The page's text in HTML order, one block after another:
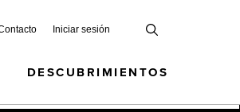
Iniciar sesión
DESCUBRIMIENTOS